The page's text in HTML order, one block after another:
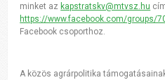
minket az kapstratskv@mtvsz.hu
https://www.facebook.com/groups/
Facebook csoporthoz.
A közös agrárpolitika